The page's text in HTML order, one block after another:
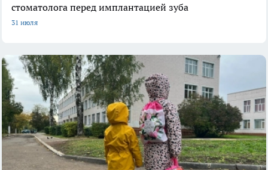
стоматолога перед имплантацией зуба
31 июля